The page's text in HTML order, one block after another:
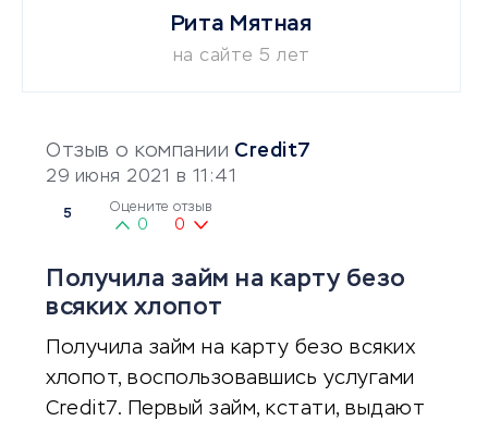
Отзыв о компании Credit7
29 июня 2021 в 11:41
5 Оцените отзыв
0 0
Получила займ на карту безо
всяких хлопот
Получила займ на карту безо всяких
хлопот, воспользовавшись услугами
Credit7. Первый займ, кстати, выдают
Рита Мятная
на сайте 5 лет